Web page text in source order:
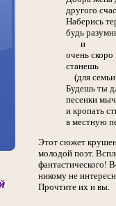
другого
Наберись
будь
и
очень скоро
станешь
(для
Будешь ты
песенки
и кропать
в местную
Этот сюжет
молодой поэт.
фантастического!
никому не
Прочтите их и вы.